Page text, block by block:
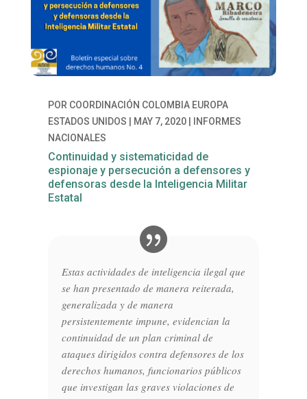
POR COORDINACIÓN COLOMBIA EUROPA
ESTADOS UNIDOS
MAY 7, 2020|
INFORMES
NACIONALES
Continuidad y sistematicidad de
espionaje y persecución a defensores y
defensoras desde la Inteligencia Militar
Estatal
Estas actividades de inteligencia ilegal que
se han presentado de manera reiterada,
generalizada y de manera
persistentemente impune, evidencian la
continuidad de un plan criminal de
ataques dirigidos contra defensores de los
derechos humanos, funcionarios públicos
que investigan las graves violaciones de